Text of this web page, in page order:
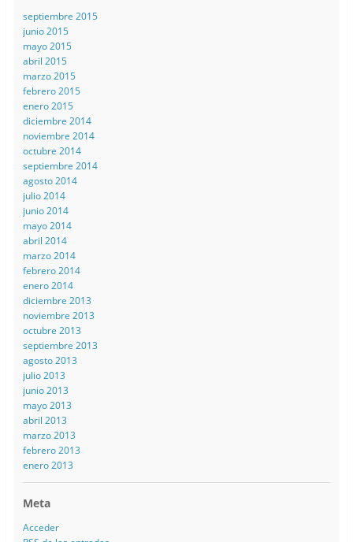
septiembre 2015
junio 2015
mayo 2015
abril 2015
marzo 2015
febrero 2015
enero 2015
diciembre 2014
noviembre 2014
octubre 2014
septiembre 2014
agosto 2014
julio 2014
junio 2014
mayo 2014
abril 2014
marzo 2014
febrero 2014
enero 2014
diciembre 2013
noviembre 2013
octubre 2013
septiembre 2013
agosto 2013
julio 2013
junio 2013
mayo 2013
abril 2013
marzo 2013
febrero 2013
enero 2013
Meta
Acceder